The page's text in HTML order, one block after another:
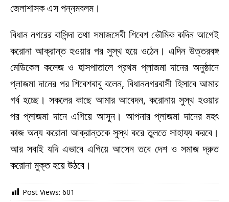
জেলাশাসক এস পন্নমবলম।
বিধান নগরের বাসিন্দা তথা সমাজসেবী শিবেশ ভৌমিক কদিন আগেই
করোনা আক্রান্ত হওয়ার পর সুস্থ হয়ে ওঠেন। এদিন উত্তরবঙ্গ
মেডিকেল কলেজ ও হাসপাতালে প্রথম প্লাজমা দানের অনুষ্ঠানে
প্লাজমা দানের পর শিবেশবাবু বলেন, বিধাননগরবাসী হিসাবে আমার
গর্ব হচ্ছে। সকলের কাছে আমার আবেদন, করোনায় সুস্থ হওয়ার
পর প্লাজমা দানে এগিয়ে আসুন। আপনার প্লাজমা দানের মহৎ
কাজ অন্য করোনা আক্রান্তকে সুস্থ করে তুলতে সাহায্য করবে।
আর সবাই যদি এভাবে এগিয়ে আসেন তবে দেশ ও সমাজ দ্রুত
করোনা মুক্ত হয়ে উঠবে।
Post Views: 601